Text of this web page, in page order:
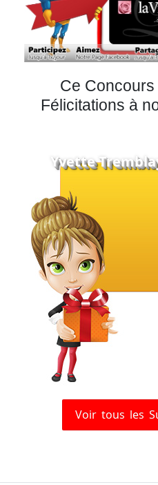
Ce Concours
Félicitations à
Yvette
Voir tous les
JE
M'INSCRIS!